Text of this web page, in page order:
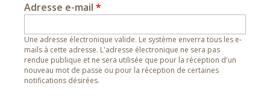
Adresse e-mail *
Une adresse électronique valide. Le système enverra tous les e-
mails à cette adresse. L'adresse électronique ne sera pas
rendue publique et ne sera utilisée que pour la réception d'un
nouveau mot de passe ou pour la réception de certaines
notifications désirées.